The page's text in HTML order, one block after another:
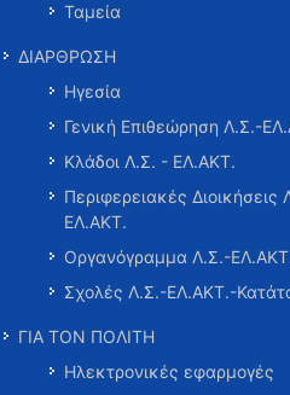
Ταμεία
ΔΙΑΡΘΡΩΣΗ
Ηγεσία
Γενική Επιθεώρηση Λ.Σ.-
Κλάδοι Λ.Σ. - ΕΛ.ΑΚΤ.
Περιφερειακές Διοικήσεις
ΕΛ.ΑΚΤ.
Οργανόγραμμα Λ.Σ.-
Σχολές Λ.Σ.-ΕΛ.ΑΚΤ.-
ΓΙΑ ΤΟΝ ΠΟΛΙΤΗ
Ηλεκτρονικές εφαρμογές